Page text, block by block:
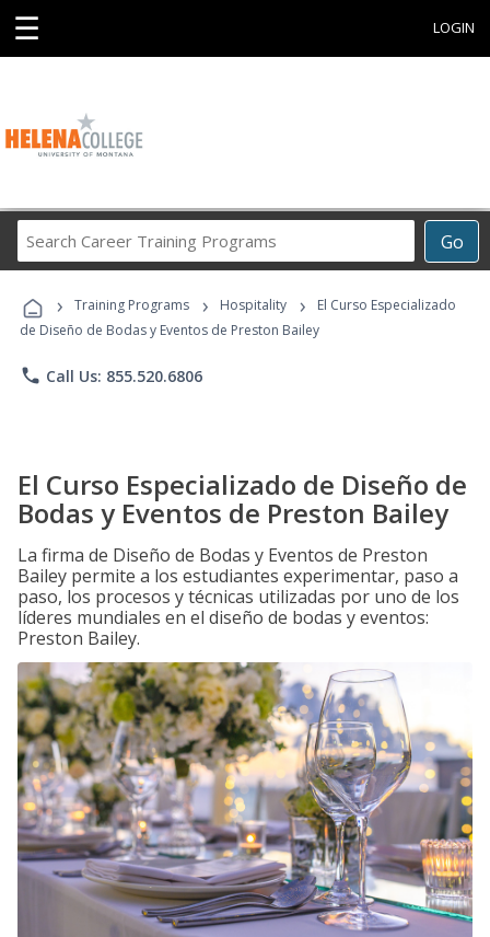
☰ LOGIN
Go
Career
Programs
› Training Programs › Hospitality ›
El Curso Especializado
de Diseño de Bodas y Eventos de Preston Bailey
phone Call Us: 855.520.6806
El Curso Especializado de Diseño de
Bodas y Eventos de Preston Bailey
La firma de Diseño de Bodas y Eventos de Preston
Bailey permite a los estudiantes experimentar, paso a
paso, los procesos y técnicas utilizadas por uno de los
líderes mundiales en el diseño de bodas y eventos:
Preston Bailey.